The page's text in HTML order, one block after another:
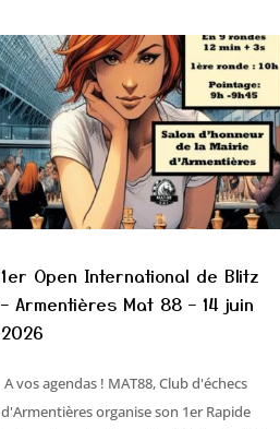
1er Open International de Blitz
– Armentières Mat 88 – 14 juin
2026
A vos agendas ! MAT88, Club d'échecs
d'Armentières organise son 1er Rapide